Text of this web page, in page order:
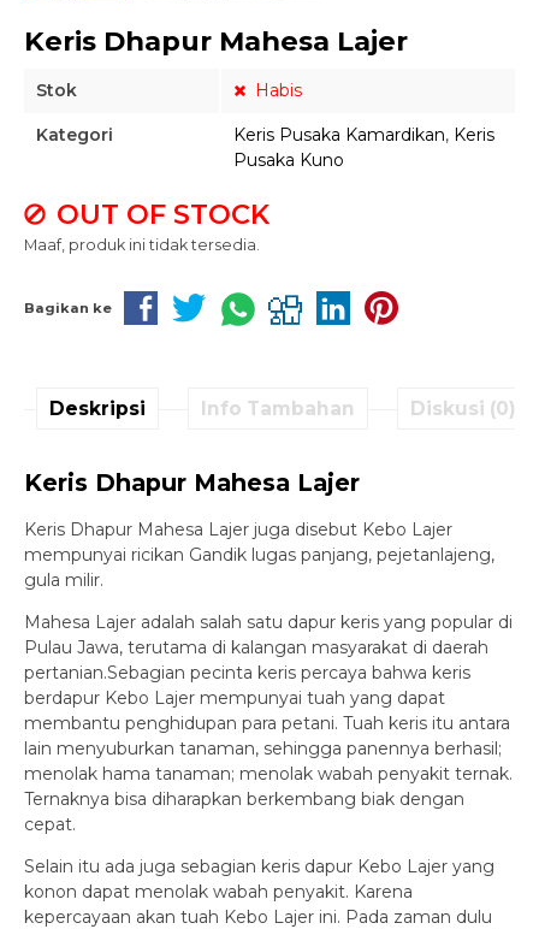
Keris Dhapur Mahesa Lajer
Stok Habis
Kategori Keris Pusaka Kamardikan, Keris
Pusaka Kuno
OUT OF STOCK
Maaf, produk ini tidak tersedia.
Bagikan ke
Deskripsi Info Tambahan Diskusi (0)
Keris Dhapur Mahesa Lajer
Keris Dhapur Mahesa Lajer juga disebut Kebo Lajer
mempunyai ricikan Gandik lugas panjang, pejetanlajeng,
gula milir.
Mahesa Lajer adalah salah satu dapur keris yang popular di
Pulau Jawa, terutama di kalangan masyarakat di daerah
pertanian.Sebagian pecinta keris percaya bahwa keris
berdapur Kebo Lajer mempunyai tuah yang dapat
membantu penghidupan para petani. Tuah keris itu antara
lain menyuburkan tanaman, sehingga panennya berhasil;
menolak hama tanaman; menolak wabah penyakit ternak.
Ternaknya bisa diharapkan berkembang biak dengan
cepat.
Selain itu ada juga sebagian keris dapur Kebo Lajer yang
konon dapat menolak wabah penyakit. Karena
kepercayaan akan tuah Kebo Lajer ini. Pada zaman dulu